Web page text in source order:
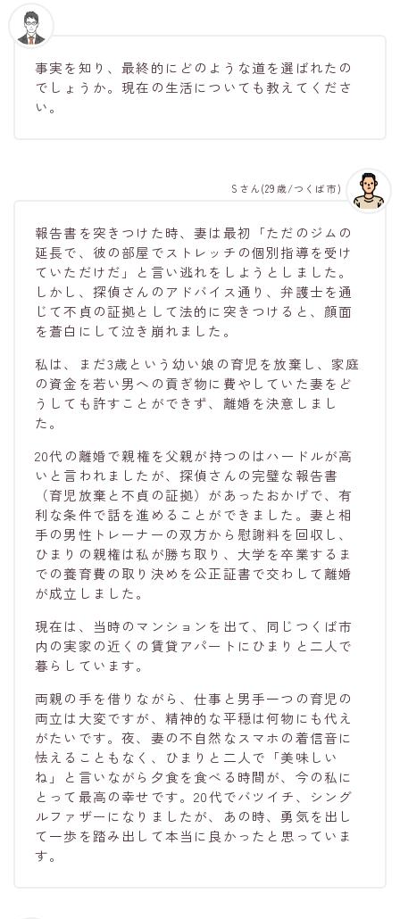
事実を知り、最終的にどのような道を選ばれたの
でしょうか。現在の生活についても教えてくださ
い。
報告書を突きつけた時、妻は最初「ただのジムの
延長で、彼の部屋でストレッチの個別指導を受け
ていただけだ」と言い逃れをしようとしました。
しかし、探偵さんのアドバイス通り、弁護士を通
じて不貞の証拠として法的に突きつけると、顔面
を蒼白にして泣き崩れました。
私は、まだ3歳という幼い娘の育児を放棄し、家庭
の資金を若い男への貢ぎ物に費やしていた妻をど
うしても許すことができず、離婚を決意しまし
た。
20代の離婚で親権を父親が持つのはハードルが高
いと言われましたが、探偵さんの完璧な報告書
（育児放棄と不貞の証拠）があったおかげで、有
利な条件で話を進めることができました。妻と相
手の男性トレーナーの双方から慰謝料を回収し、
ひまりの親権は私が勝ち取り、大学を卒業するま
での養育費の取り決めを公正証書で交わして離婚
が成立しました。
現在は、当時のマンションを出て、同じつくば市
内の実家の近くの賃貸アパートにひまりと二人で
暮らしています。
両親の手を借りながら、仕事と男手一つの育児の
両立は大変ですが、精神的な平穏は何物にも代え
がたいです。夜、妻の不自然なスマホの着信音に
怯えることもなく、ひまりと二人で「美味しい
ね」と言いながら夕食を食べる時間が、今の私に
とって最高の幸せです。20代でバツイチ、シング
ルファザーになりましたが、あの時、勇気を出し
て一歩を踏み出して本当に良かったと思っていま
す。
Sさん(29歳/つくば市)